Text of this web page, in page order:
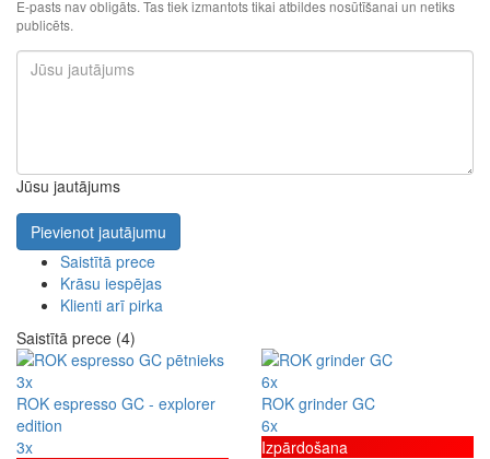
E-pasts nav obligāts. Tas tiek izmantots tikai atbildes nosūtīšanai un netiks
publicēts.
Jūsu jautājums
Pievienot jautājumu
Saistītā prece
Krāsu iespējas
Klienti arī pirka
Saistītā prece (4)
3x
ROK espresso GC - explorer
edition
3x
6x
ROK grinder GC
6x
Izpārdošana